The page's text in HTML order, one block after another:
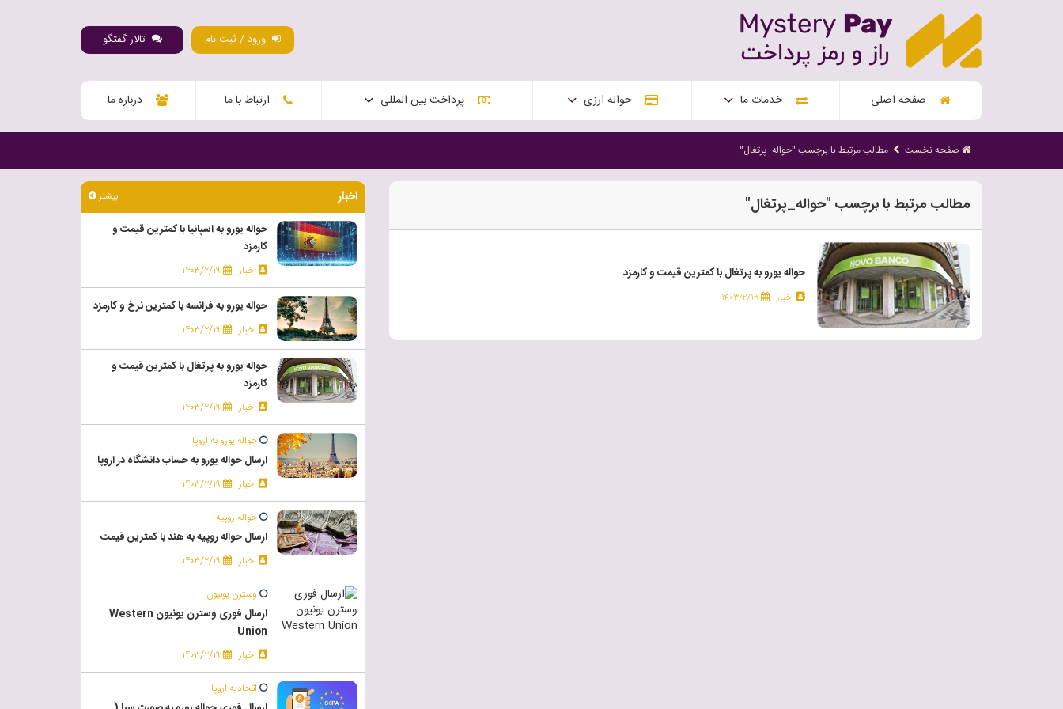
ورود / ثبت نام تالار گفتگو
صفحه اصلی خدمات ما حواله ارزی پرداخت بین المللی ارتباط با ما درباره ما
صفحه نخست مطالب مرتبط با برچسب "حواله_پرتغال"
مطالب مرتبط با برچسب "حواله_پرتغال"
حواله یورو به پرتغال با کمترین قیمت و کارمزد
اخبار ۱۴۰۳/۲/۱۹
اخبار بیشتر
حواله یورو به اسپانیا با کمترین قیمت و
کارمزد
اخبار ۱۴۰۳/۲/۱۹
حواله یورو به فرانسه با کمترین نرخ و کارمزد
اخبار ۱۴۰۳/۲/۱۹
حواله یورو به پرتغال با کمترین قیمت و
کارمزد
اخبار ۱۴۰۳/۲/۱۹
حواله یورو به اروپا
ارسال حواله یورو به حساب دانشگاه در اروپا
اخبار ۱۴۰۳/۲/۱۹
حواله روپیه
ارسال حواله روپیه به هند با کمترین قیمت
اخبار ۱۴۰۳/۲/۱۹
وسترن یونیون
ارسال فوری وسترن یونیون Western
Union
اخبار ۱۴۰۳/۲/۱۹
اتحادیه اروپا